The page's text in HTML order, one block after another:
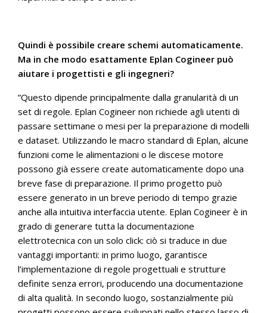
Quindi è possibile creare schemi automaticamente.
Ma in che modo esattamente Eplan Cogineer può
aiutare i progettisti e gli ingegneri?
”Questo dipende principalmente dalla granularità di un
set di regole. Eplan Cogineer non richiede agli utenti di
passare settimane o mesi per la preparazione di modelli
e dataset. Utilizzando le macro standard di Eplan, alcune
funzioni come le alimentazioni o le discese motore
possono già essere create automaticamente dopo una
breve fase di preparazione. Il primo progetto può
essere generato in un breve periodo di tempo grazie
anche alla intuitiva interfaccia utente. Eplan Cogineer è in
grado di generare tutta la documentazione
elettrotecnica con un solo click: ciò si traduce in due
vantaggi importanti: in primo luogo, garantisce
l’implementazione di regole progettuali e strutture
definite senza errori, producendo una documentazione
di alta qualità. In secondo luogo, sostanzialmente più